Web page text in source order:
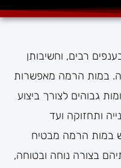
רבים, וחשיבותן
במות הרמה מאפשרות
גבוהים לצורך ביצוע
ותחזוקה ועד
במות הרמה מבטיח
בצורה נוחה ובטוחה,